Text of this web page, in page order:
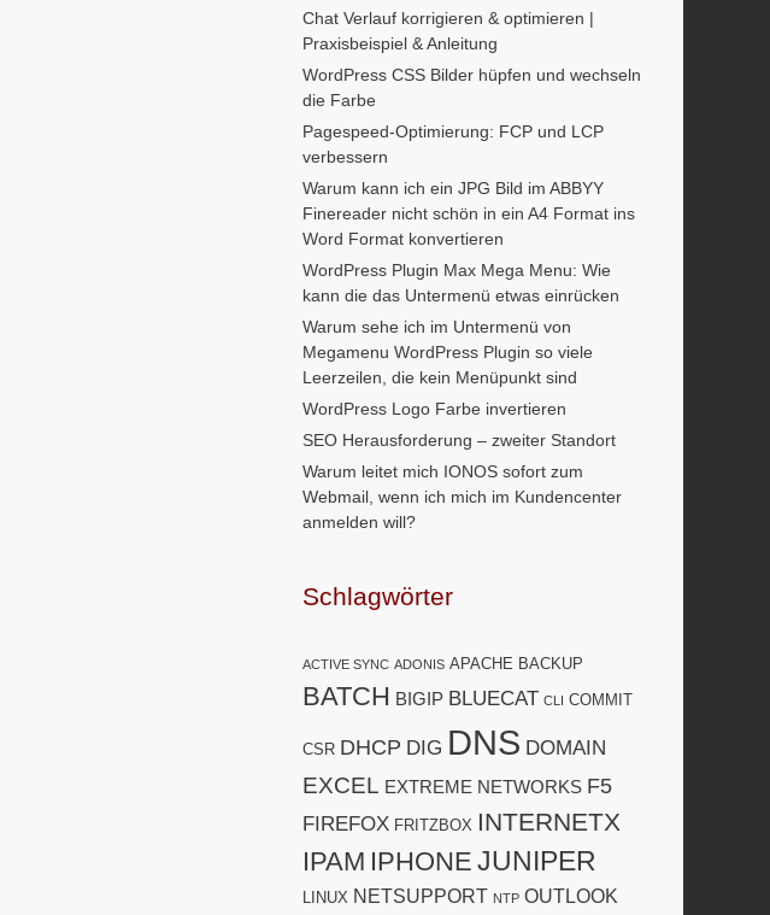
Chat Verlauf korrigieren & optimieren |
Praxisbeispiel & Anleitung
WordPress CSS Bilder hüpfen und wechseln
die Farbe
Pagespeed-Optimierung: FCP und LCP
verbessern
Warum kann ich ein JPG Bild im ABBYY
Finereader nicht schön in ein A4 Format ins
Word Format konvertieren
WordPress Plugin Max Mega Menu: Wie
kann die das Untermenü etwas einrücken
Warum sehe ich im Untermenü von
Megamenu WordPress Plugin so viele
Leerzeilen, die kein Menüpunkt sind
WordPress Logo Farbe invertieren
SEO Herausforderung – zweiter Standort
Warum leitet mich IONOS sofort zum
Webmail, wenn ich mich im Kundencenter
anmelden will?
Schlagwörter
ACTIVE SYNC ADONIS APACHE BACKUP
BATCH BIGIP BLUECAT CLI COMMIT
CSR DHCP DIG DNS DOMAIN
EXCEL EXTREME NETWORKS F5
FIREFOX FRITZBOX INTERNETX
IPAM IPHONE JUNIPER
LINUX NETSUPPORT NTP OUTLOOK